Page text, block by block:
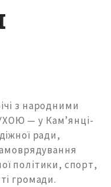
з народними
— у Кам’янці-
ради,
політики, спорт,
громади.